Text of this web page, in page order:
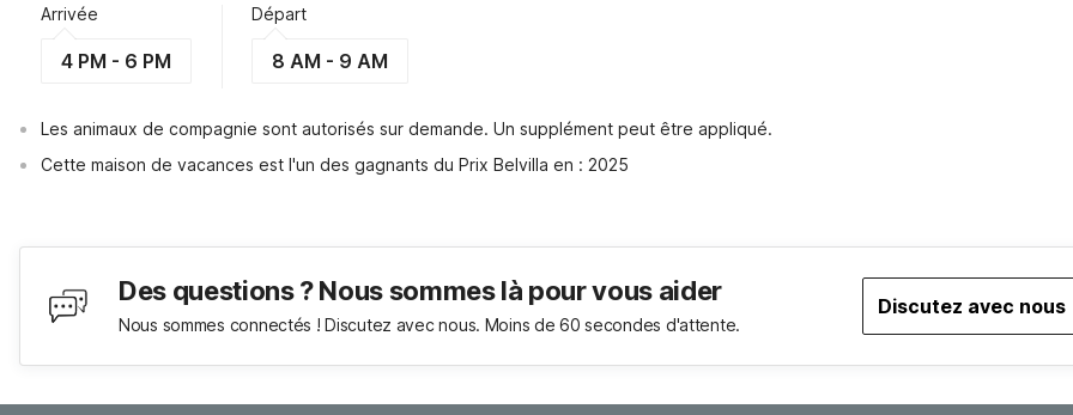
Arrivée
4 PM - 6 PM
Départ
8 AM - 9 AM
Les animaux de compagnie sont autorisés sur demande. Un supplément peut être appliqué.
Cette maison de vacances est l'un des gagnants du Prix Belvilla en : 2025
Des questions ? Nous sommes là pour vous aider
Nous sommes connectés ! Discutez avec nous. Moins de 60 secondes d'attente.
Discutez avec nous